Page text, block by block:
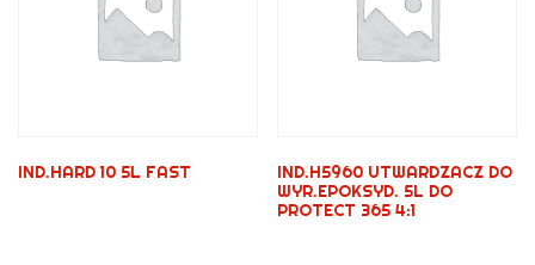
IND.HARD 10 5L FAST
IND.H5960 UTWARDZACZ DO
WYR.EPOKSYD. 5L DO
PROTECT 365 4:1